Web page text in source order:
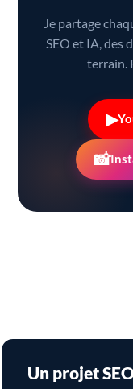
Je partage
SEO et IA, des
terrain.
▶
📸
Un projet